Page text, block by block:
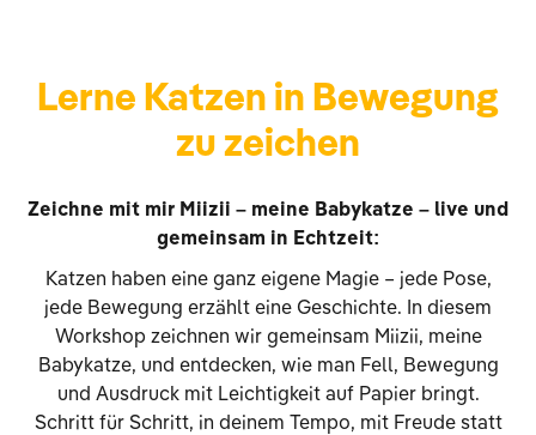
Lerne Katzen in Bewegung
zu zeichen
Zeichne mit mir Miizii – meine Babykatze – live und
gemeinsam in Echtzeit:
Katzen haben eine ganz eigene Magie – jede Pose,
jede Bewegung erzählt eine Geschichte. In diesem
Workshop zeichnen wir gemeinsam Miizii, meine
Babykatze, und entdecken, wie man Fell, Bewegung
und Ausdruck mit Leichtigkeit auf Papier bringt.
Schritt für Schritt, in deinem Tempo, mit Freude statt